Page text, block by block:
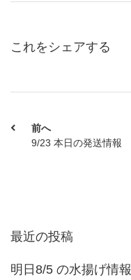
これをシェアする
前へ
9/23 本日の発送情報
最近の投稿
明日8/5 の水揚げ情報